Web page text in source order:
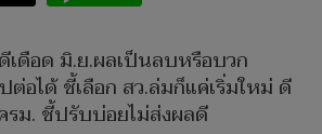
เดือด มิ.ย.ผลเป็นลบหรือบวก
ต่อได้ ชี้เลือก สว.ล่มก็แค่เริ่มใหม่ ดี
รม. ชี้ปรับบ่อยไม่ส่งผลดี